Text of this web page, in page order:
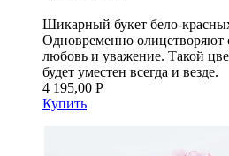
Шикарный букет бело-
Одновременно олицетворяют
любовь и уважение. Такой
будет уместен всегда и везде.
4 195,00 Р
Купить